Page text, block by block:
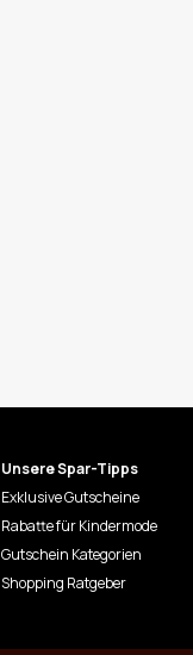
Unsere Spar-Tipps
Exklusive Gutscheine
Rabatte für Kindermode
Gutschein Kategorien
Shopping Ratgeber